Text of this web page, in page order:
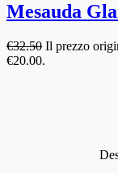
Mesauda
€32.50 Il prezzo
€20.00.